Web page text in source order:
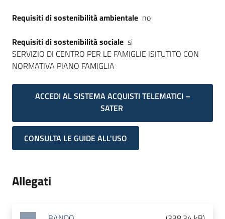
Requisiti di sostenibilità ambientale no
Requisiti di sostenibilità sociale si
SERVIZIO DI CENTRO PER LE FAMIGLIE ISITUTITO CON
NORMATIVA PIANO FAMIGLIA
ACCEDI AL SISTEMA ACQUISTI TELEMATICI –
SATER
CONSULTA LE GUIDE ALL'USO
Allegati